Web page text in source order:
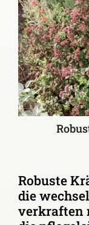
Robuste
die
verkraften